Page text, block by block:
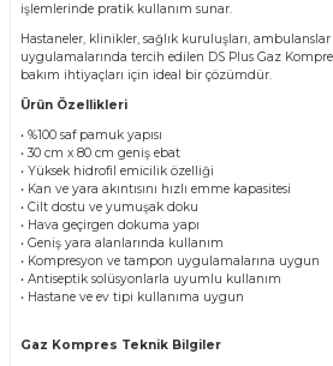
işlemlerinde pratik kullanım sunar.
Hastaneler, klinikler, sağlık kuruluşları, ambulanslar
uygulamalarında tercih edilen DS Plus Gaz
bakım ihtiyaçları için ideal bir çözümdür.
Ürün Özellikleri
• %100 saf pamuk yapısı
• 30 cm x 80 cm geniş ebat
• Yüksek hidrofil emicilik özelliği
• Kan ve yara akıntısını hızlı emme kapasitesi
• Cilt dostu ve yumuşak doku
• Hava geçirgen dokuma yapı
• Geniş yara alanlarında kullanım
• Kompresyon ve tampon uygulamalarına uygun
• Antiseptik solüsyonlarla uyumlu kullanım
• Hastane ve ev tipi kullanıma uygun
Gaz Kompres Teknik Bilgiler